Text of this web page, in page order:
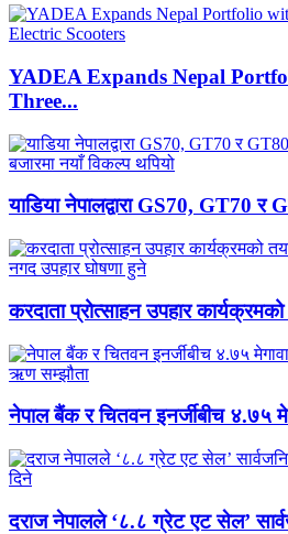
YADEA Expands Nepal
Three...
याडिया नेपालद्वारा GS70, GT70
करदाता प्रोत्साहन उपहार
नेपाल बैंक र चितवन इनर्जीबीच ४.७५
दराज नेपालले ‘८.८ ग्रेट एट सेल’